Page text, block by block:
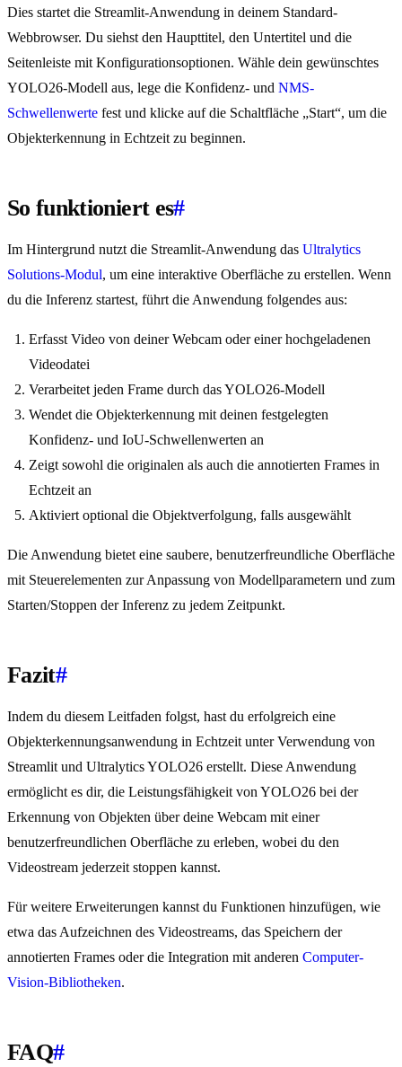
Dies startet die Streamlit-Anwendung in deinem Standard-
Webbrowser. Du siehst den Haupttitel, den Untertitel und die
Seitenleiste mit Konfigurationsoptionen. Wähle dein gewünschtes
YOLO26-Modell aus, lege die Konfidenz- und NMS-
Schwellenwerte fest und klicke auf die Schaltfläche „Start“, um die
Objekterkennung in Echtzeit zu beginnen.
So funktioniert es#
Im Hintergrund nutzt die Streamlit-Anwendung das Ultralytics
Solutions-Modul, um eine interaktive Oberfläche zu erstellen. Wenn
du die Inferenz startest, führt die Anwendung folgendes aus:
Erfasst Video von deiner Webcam oder einer hochgeladenen
Videodatei
Verarbeitet jeden Frame durch das YOLO26-Modell
Wendet die Objekterkennung mit deinen festgelegten
Konfidenz- und IoU-Schwellenwerten an
Zeigt sowohl die originalen als auch die annotierten Frames in
Echtzeit an
Aktiviert optional die Objektverfolgung, falls ausgewählt
Die Anwendung bietet eine saubere, benutzerfreundliche Oberfläche
mit Steuerelementen zur Anpassung von Modellparametern und zum
Starten/Stoppen der Inferenz zu jedem Zeitpunkt.
Fazit#
Indem du diesem Leitfaden folgst, hast du erfolgreich eine
Objekterkennungsanwendung in Echtzeit unter Verwendung von
Streamlit und Ultralytics YOLO26 erstellt. Diese Anwendung
ermöglicht es dir, die Leistungsfähigkeit von YOLO26 bei der
Erkennung von Objekten über deine Webcam mit einer
benutzerfreundlichen Oberfläche zu erleben, wobei du den
Videostream jederzeit stoppen kannst.
Für weitere Erweiterungen kannst du Funktionen hinzufügen, wie
etwa das Aufzeichnen des Videostreams, das Speichern der
annotierten Frames oder die Integration mit anderen Computer-
Vision-Bibliotheken.
FAQ#